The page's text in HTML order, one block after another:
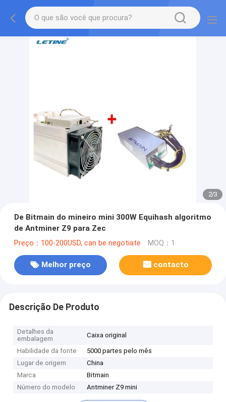
2/3
De Bitmain do mineiro mini 300W Equihash algoritmo
de Antminer Z9 para Zec
Preço：100-200USD, can be negotiate MOQ：1
Melhor preço contacto
Descrição De Produto
Detalhes da
embalagem
Caixa original
Habilidade da fonte
5000 partes pelo mês
Lugar de origem
China
Marca
Bitmain
Número do modelo
Antminer Z9 mini